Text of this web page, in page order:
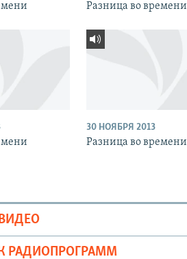
Разница во времени
30 НОЯБРЯ 2013
Разница во времени
РАДИОПРОГРАММ